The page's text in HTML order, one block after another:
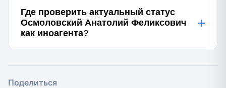
Где проверить актуальный статус
Осмоловский Анатолий Феликсович
как иноагента?
+
Поделиться